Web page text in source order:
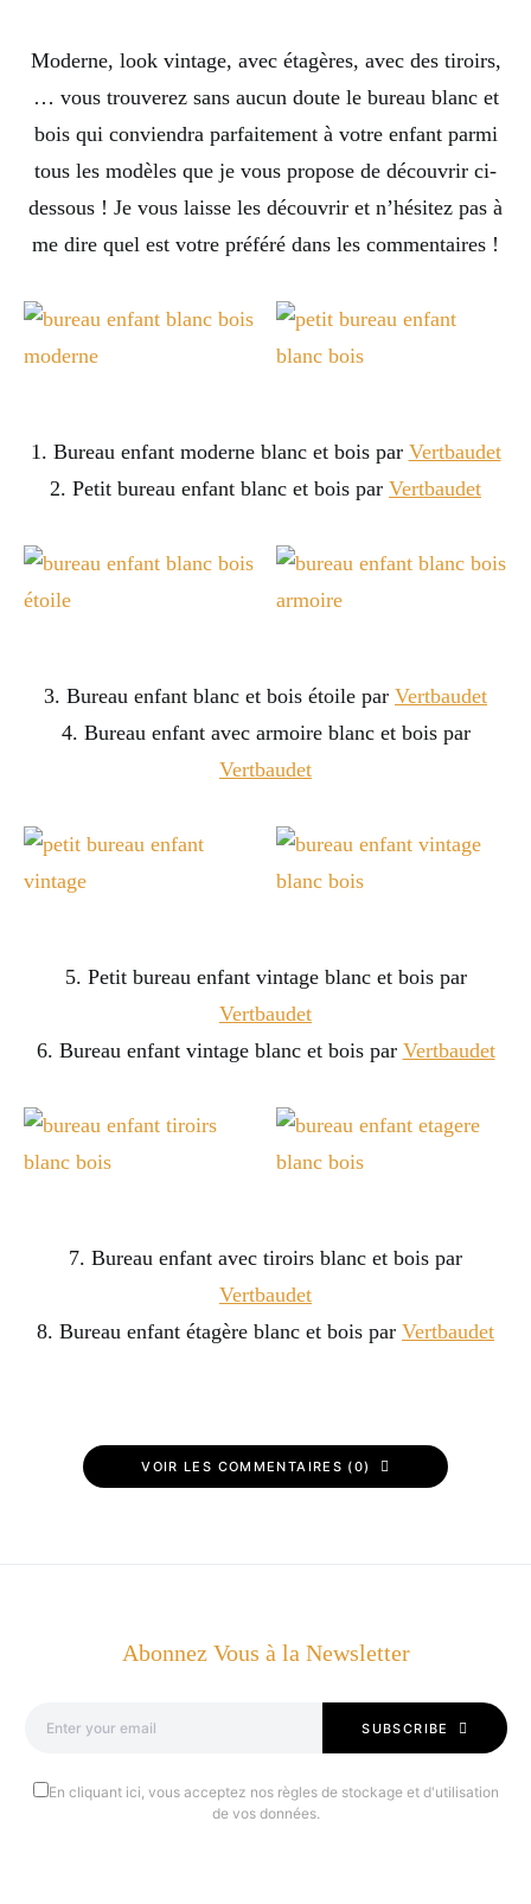
Moderne, look vintage, avec étagères, avec des tiroirs,
… vous trouverez sans aucun doute le bureau blanc et
bois qui conviendra parfaitement à votre enfant parmi
tous les modèles que je vous propose de découvrir ci-
dessous ! Je vous laisse les découvrir et n’hésitez pas à
me dire quel est votre préféré dans les commentaires !
1. Bureau enfant moderne blanc et bois par Vertbaudet
2. Petit bureau enfant blanc et bois par Vertbaudet
3. Bureau enfant blanc et bois étoile par Vertbaudet
4. Bureau enfant avec armoire blanc et bois par
Vertbaudet
5. Petit bureau enfant vintage blanc et bois par
Vertbaudet
6. Bureau enfant vintage blanc et bois par Vertbaudet
7. Bureau enfant avec tiroirs blanc et bois par
Vertbaudet
8. Bureau enfant étagère blanc et bois par Vertbaudet
VOIR LES COMMENTAIRES (0)
Abonnez Vous à la Newsletter
SUBSCRIBE
En cliquant ici, vous acceptez nos règles de stockage et d'utilisation
de vos données.